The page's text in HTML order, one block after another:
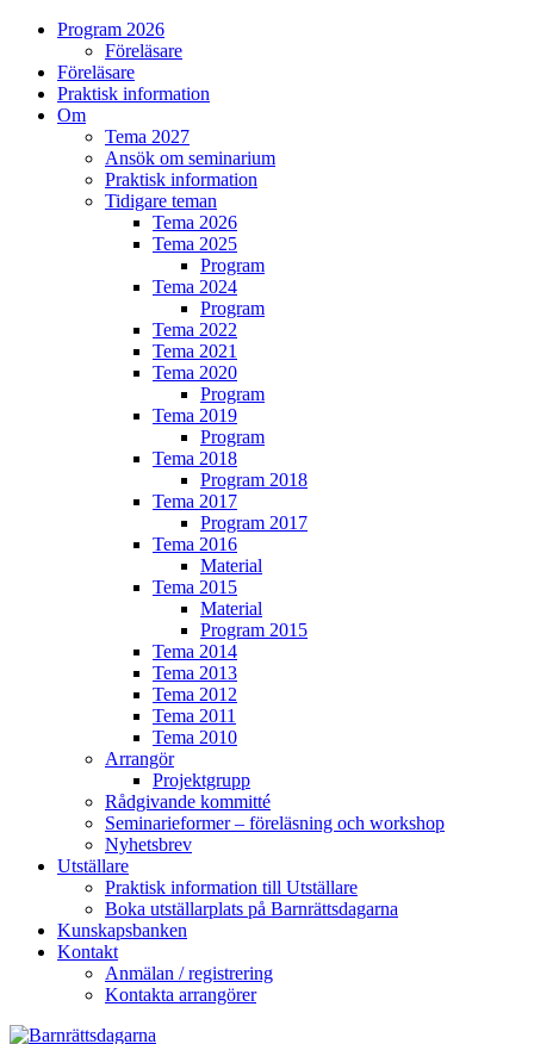
Program 2026
Föreläsare
Föreläsare
Praktisk information
Om
Tema 2027
Ansök om seminarium
Praktisk information
Tidigare teman
Tema 2026
Tema 2025
Program
Tema 2024
Program
Tema 2022
Tema 2021
Tema 2020
Program
Tema 2019
Program
Tema 2018
Program 2018
Tema 2017
Program 2017
Tema 2016
Material
Tema 2015
Material
Program 2015
Tema 2014
Tema 2013
Tema 2012
Tema 2011
Tema 2010
Arrangör
Projektgrupp
Rådgivande kommitté
Seminarieformer – föreläsning och workshop
Nyhetsbrev
Utställare
Praktisk information till Utställare
Boka utställarplats på Barnrättsdagarna
Kunskapsbanken
Kontakt
Anmälan / registrering
Kontakta arrangörer